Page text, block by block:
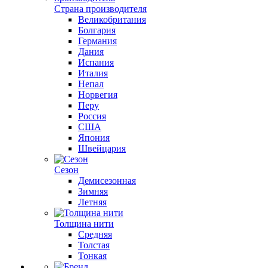
Страна производителя
Великобритания
Болгария
Германия
Дания
Испания
Италия
Непал
Норвегия
Перу
Россия
США
Япония
Швейцария
Сезон
Демисезонная
Зимняя
Летняя
Толщина нити
Средняя
Толстая
Тонкая